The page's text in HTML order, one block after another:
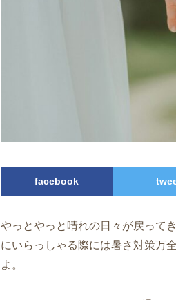
facebook
やっとやっと晴れの日々が戻って
にいらっしゃる際には暑さ対策万
よ。